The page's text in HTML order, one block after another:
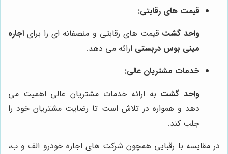
قیمت های رقابتی:
واحد گشت قیمت های رقابتی و منصفانه ای را برای اجاره
مینی بوس دربستی ارائه می دهد.
خدمات مشتریان عالی:
واحد گشت به ارائه خدمات مشتریان عالی اهمیت می
دهد و همواره در تلاش است تا رضایت مشتریان خود را
جلب کند.
در مقایسه با رقبایی همچون شرکت های اجاره خودرو الف و ب،